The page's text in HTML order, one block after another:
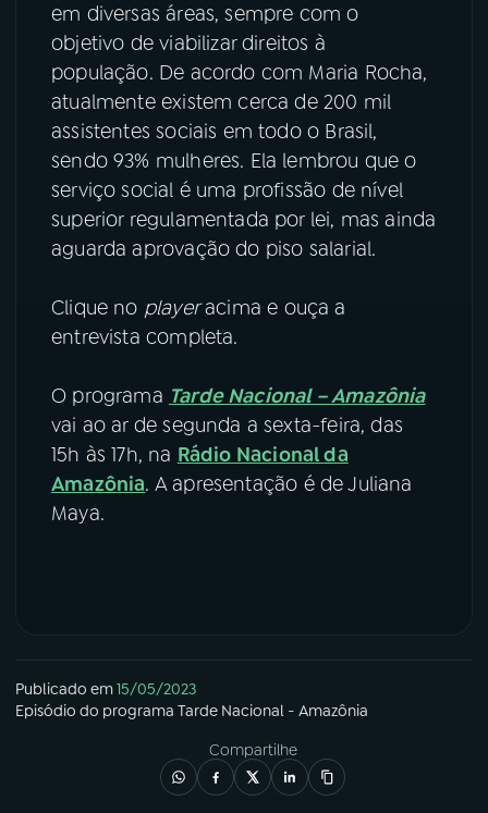
TikTok
em diversas áreas, sempre com o
objetivo de viabilizar direitos à
população. De acordo com Maria Rocha,
atualmente existem cerca de 200 mil
assistentes sociais em todo o Brasil,
sendo 93% mulheres. Ela lembrou que o
serviço social é uma profissão de nível
superior regulamentada por lei, mas ainda
aguarda aprovação do piso salarial.
Clique no playeracima e ouça a
entrevista completa.
O programa Tarde Nacional – Amazônia
vai ao ar de segunda a sexta-feira, das
15h às 17h, na Rádio Nacional da
Amazônia. A apresentação é de Juliana
Maya.
Publicado em15/05/2023
Episódio do programa Tarde Nacional - Amazônia
Compartilhe